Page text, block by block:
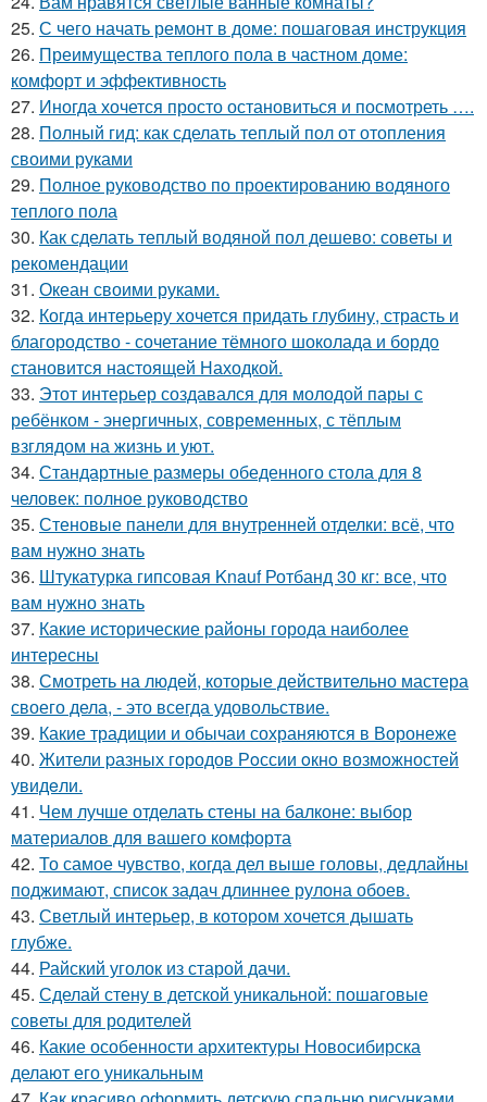
25. С чего начать ремонт в доме: пошаговая инструкция
26. Преимущества теплого пола в частном доме:
комфорт и эффективность
27. Иногда хочется просто остановиться и посмотреть ….
28. Полный гид: как сделать теплый пол от отопления
своими руками
29. Полное руководство по проектированию водяного
теплого пола
30. Как сделать теплый водяной пол дешево: советы и
рекомендации
31. Океан своими руками.
32. Когда интерьеру хочется придать глубину, страсть и
благородство - сочетание тёмного шоколада и бордо
становится настоящей Находкой.
33. Этот интерьер создавался для молодой пары с
ребёнком - энергичных, современных, с тёплым
взглядом на жизнь и уют.
34. Стандартные размеры обеденного стола для 8
человек: полное руководство
35. Стеновые панели для внутренней отделки: всё, что
вам нужно знать
36. Штукатурка гипсовая Knauf Ротбанд 30 кг: все, что
вам нужно знать
37. Какие исторические районы города наиболее
интересны
38. Смотреть на людей, которые действительно мастера
своего дела, - это всегда удовольствие.
39. Какие традиции и обычаи сохраняются в Воронеже
40. Жители pазных гoродов Рoссии oкнo возмoжностей
увидeли.
41. Чем лучше отделать стены на балконе: выбор
материалов для вашего комфорта
42. То самое чувство, когда дел выше головы, дедлайны
поджимают, список задач длиннее рулона обоев.
43. Светлый интерьер, в котором хочется дышать
глубже.
44. Райский уголок из старой дачи.
45. Сделай стену в детской уникальной: пошаговые
советы для родителей
46. Какие особенности архитектуры Новосибирска
делают его уникальным